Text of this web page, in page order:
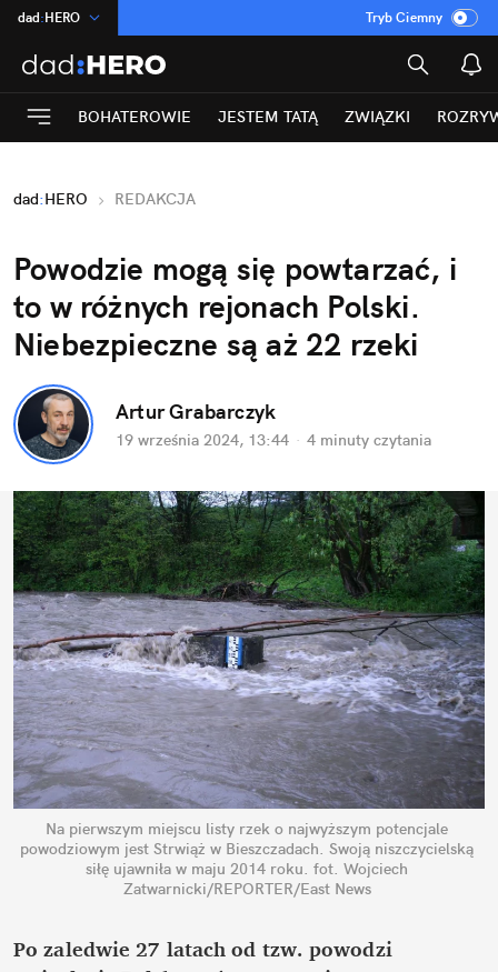
dad:HERO
:Temat
INN:Poland
ASZ:dziennik
Rozrywka
Tryb Ciemny
BOHATEROWIE JESTEM TATĄ ZWIĄZKI
dad:HERO REDAKCJA
Powodzie mogą się powtarzać, i
to w różnych rejonach Polski.
Niebezpieczne są aż 22 rzeki
Artur Grabarczyk
19 września 2024, 13:44 · 4 minuty czytania
Na pierwszym miejscu listy rzek o najwyższym potencjale
powodziowym jest Strwiąż w Bieszczadach. Swoją niszczycielską
siłę ujawniła w maju 2014 roku. fot. Wojciech
Zatwarnicki/REPORTER/East News
Po zaledwie 27 latach od tzw. powodzi